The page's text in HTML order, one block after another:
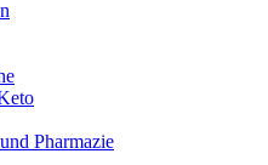
Pharmazie